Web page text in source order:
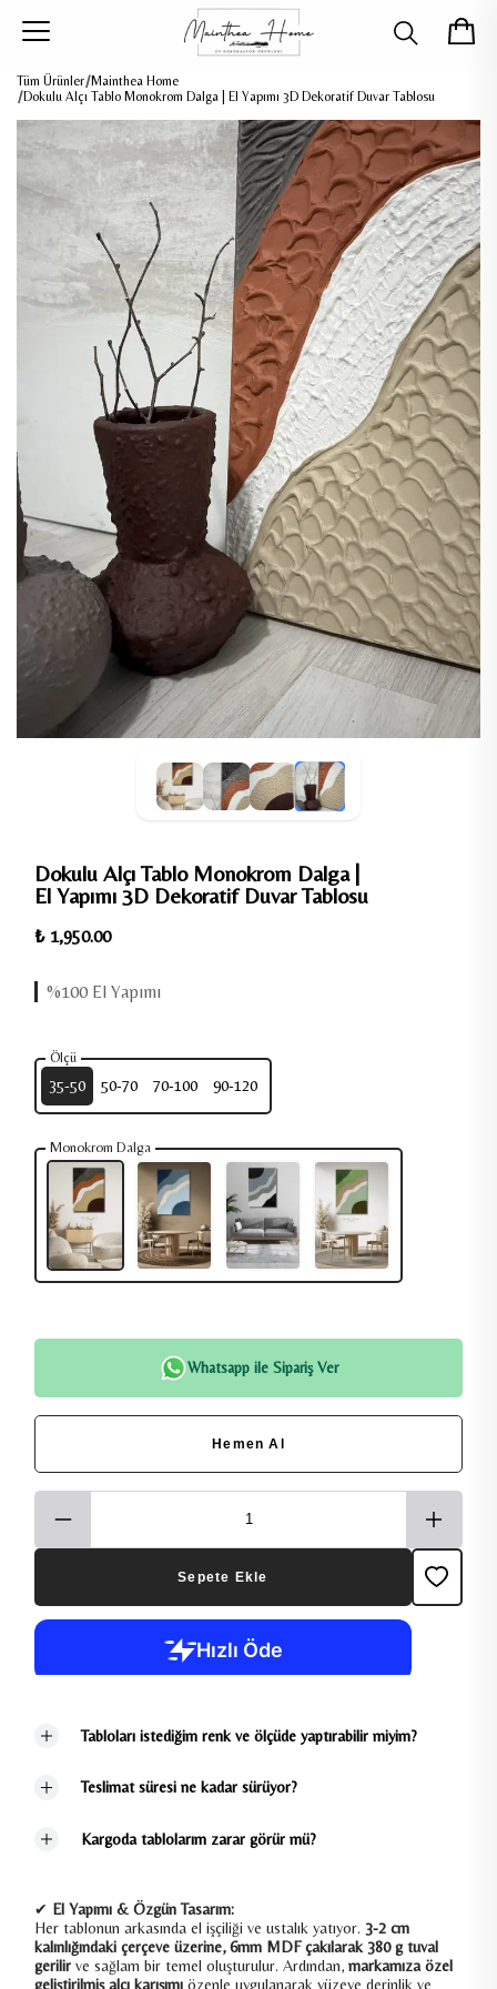
Tüm Ürünler Mainthea Home
Dokulu Alçı Tablo Monokrom Dalga | El Yapımı 3D Dekoratif Duvar Tablosu
Dokulu Alçı Tablo Monokrom Dalga |
El Yapımı 3D Dekoratif Duvar Tablosu
₺ 1,950.00
%100 El Yapımı
Ölçü
35-50 50-70 70-100 90-120
Monokrom Dalga
Whatsapp ile Sipariş Ver
Hemen Al
Sepete Ekle
Tabloları istediğim renk ve ölçüde yaptırabilir miyim?
Teslimat süresi ne kadar sürüyor?
Kargoda tablolarım zarar görür mü?
✔ El Yapımı & Özgün Tasarım:
Her tablonun arkasında el işçiliği ve ustalık yatıyor. 3-2 cm
kalınlığındaki çerçeve üzerine, 6mm MDF çakılarak 380 g tuval
gerilir ve sağlam bir temel oluşturulur. Ardından, markamıza özel
geliştirilmiş alçı karışımı özenle uygulanarak yüzeye derinlik ve